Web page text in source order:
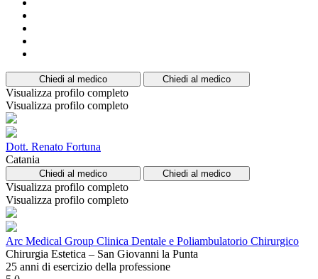
Chiedi al medico Chiedi al medico
Visualizza profilo completo
Visualizza profilo completo
Dott. Renato Fortuna
Catania
Chiedi al medico Chiedi al medico
Visualizza profilo completo
Visualizza profilo completo
Arc Medical Group Clinica Dentale e Poliambulatorio Chirurgico
Chirurgia Estetica – San Giovanni la Punta
25 anni di esercizio della professione